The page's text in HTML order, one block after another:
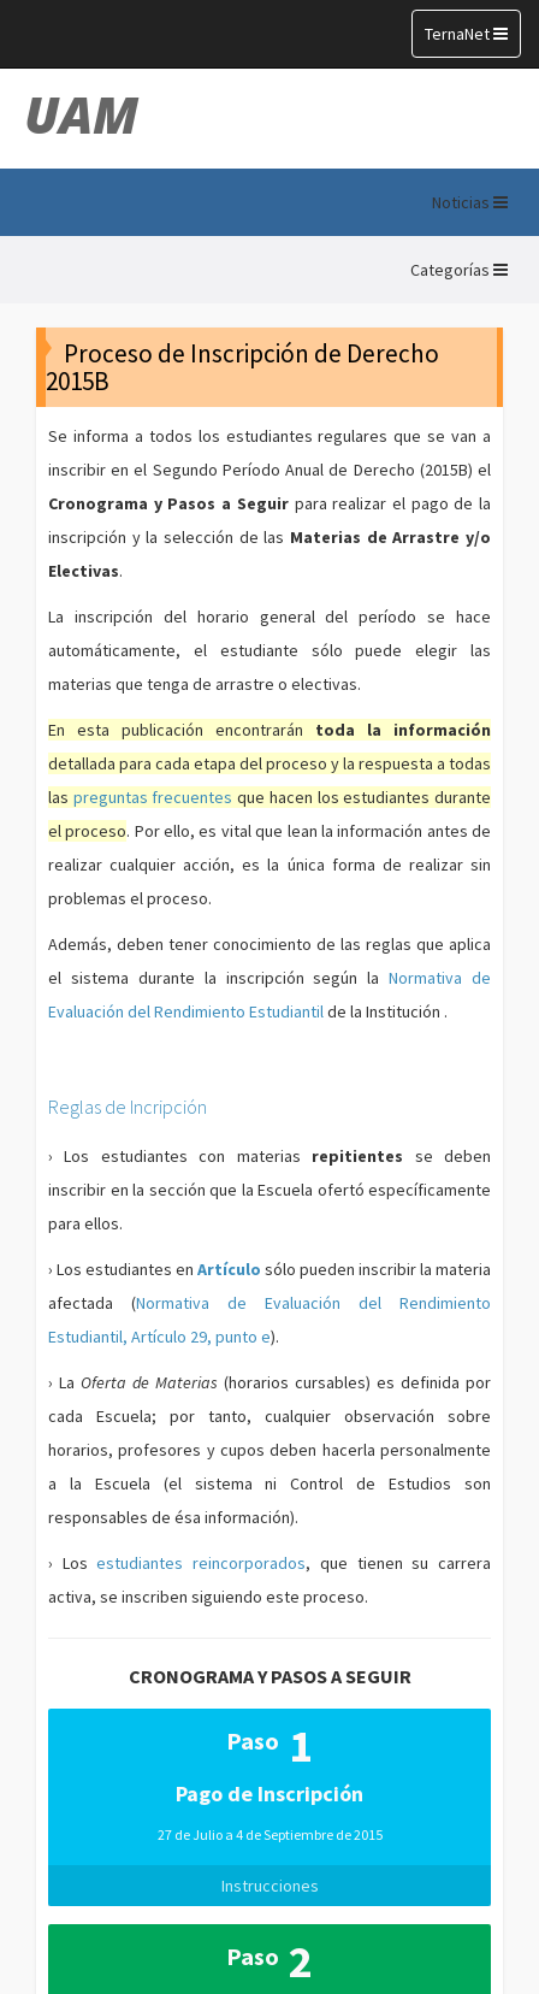
Toggle
navigation
TernaNet
UAM
Noticias
Categorías
Proceso de Inscripción de Derecho
2015B
Se informa a todos los estudiantes regulares que se van a
inscribir en el Segundo Período Anual de Derecho (2015B) el
Cronograma y Pasos a Seguirpara realizar el pago de la
inscripción y la selección de las Materias de Arrastre y/o
Electivas.
La inscripción del horario general del período se hace
automáticamente, el estudiante sólo puede elegir las
materias que tenga de arrastre o electivas.
En esta publicación encontrarán toda la información
detallada para cada etapa del proceso y la respuesta a todas
las preguntas frecuentes que hacen los estudiantes durante
el proceso. Por ello, es vital que lean la información antes de
realizar cualquier acción, es la única forma de realizar sin
problemas el proceso.
Además, deben tener conocimiento de las reglas que aplica
el sistema durante la inscripción según laNormativa de
Evaluación del Rendimiento Estudiantilde la Institución .
Reglas de Incripción
› Los estudiantes con materias repitientes se deben
inscribir en la sección que la Escuela ofertó específicamente
para ellos.
› Los estudiantes en Artículo sólo pueden inscribir la materia
afectada (Normativa de Evaluación del Rendimiento
Estudiantil, Artículo 29, punto e).
› La Oferta de Materias (horarios cursables) es definida por
cada Escuela; por tanto, cualquier observación sobre
horarios, profesores y cupos deben hacerla personalmente
a la Escuela (el sistema ni Control de Estudios son
responsables de ésa información).
› Losestudiantes reincorporados, que tienen su carrera
activa, se inscriben siguiendo este proceso.
CRONOGRAMA Y PASOS A SEGUIR
Paso 1
Pago de Inscripción
27 de Julio a 4 de Septiembre de 2015
Instrucciones
Paso 2